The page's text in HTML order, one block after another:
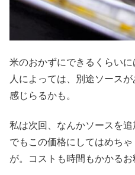
米のおかずにできるくらいに
人によっては、別途ソース
感じらるかも。
私は次回、なんかソースを追
でもこの価格にしてはめち
が。コストも時間もかかる